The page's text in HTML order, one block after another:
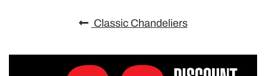
Classic Chandeliers